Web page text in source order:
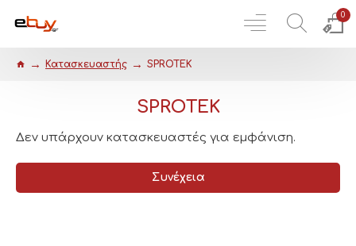
0
Κατασκευαστής SPROTEK
SPROTEK
Δεν υπάρχουν κατασκευαστές για εμφάνιση.
Συνέχεια